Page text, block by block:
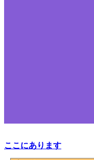
ここにあります